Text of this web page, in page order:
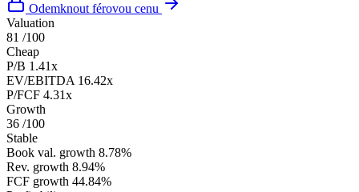
Odemknout férovou cenu
Valuation
81 /100
Cheap
P/B 1.41x
EV/EBITDA 16.42x
P/FCF 4.31x
Growth
36 /100
Stable
Book val. growth 8.78%
Rev. growth 8.94%
FCF growth 44.84%